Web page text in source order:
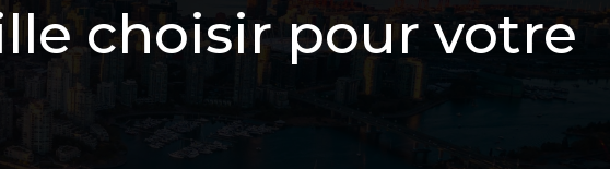
choisir pour votre